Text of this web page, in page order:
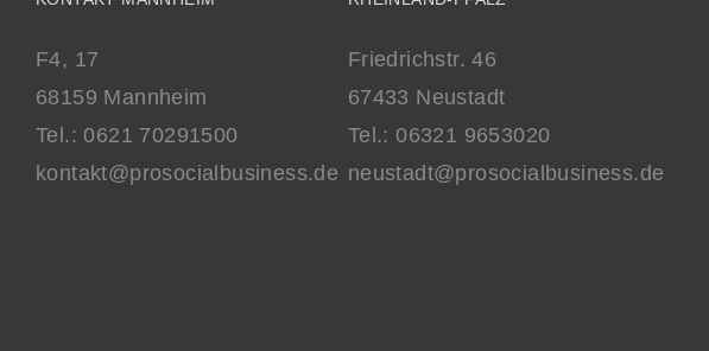
F4, 17
68159 Mannheim
Tel.: 0621 70291500
kontakt@prosocialbusiness.de
Friedrichstr. 46
67433 Neustadt
Tel.: 06321 9653020
neustadt@prosocialbusiness.de